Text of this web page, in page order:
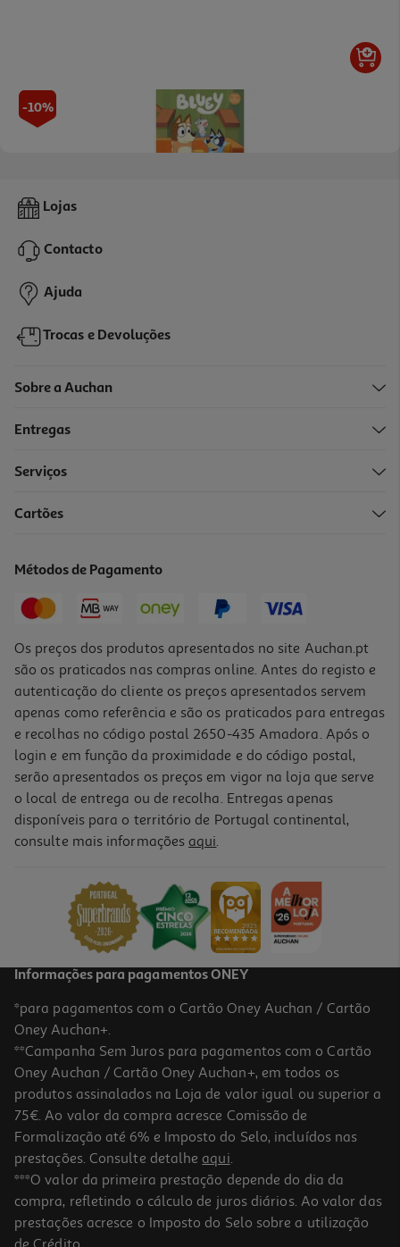
-10%
Livro Bluey: Unicorse Aavv
13,65 € PVP de editor
12,29 €
-10%
9,39 € PVP de editor
-30%
Livro Ursito Tito: Piloto De Corrida
PVP de editor
-10%
Livro Gatita Catita - Médica
8.91 €/un
9,90 € PVP de editor
8,91 €
Lojas
Contacto
Ajuda
Trocas e Devoluções
Sobre a Auchan
Entregas
Serviços
Cartões
Métodos de Pagamento
Os preços dos produtos apresentados no site Auchan.pt
são os praticados nas compras online. Antes do registo e
autenticação do cliente os preços apresentados servem
apenas como referência e são os praticados para entregas
e recolhas no código postal 2650-435 Amadora. Após o
login e em função da proximidade e do código postal,
serão apresentados os preços em vigor na loja que serve
o local de entrega ou de recolha. Entregas apenas
disponíveis para o território de Portugal continental,
consulte mais informações aqui.
Informações para pagamentos ONEY
*para pagamentos com o Cartão Oney Auchan / Cartão
Oney Auchan+.
**Campanha Sem Juros para pagamentos com o Cartão
Oney Auchan / Cartão Oney Auchan+, em todos os
produtos assinalados na Loja de valor igual ou superior a
75€. Ao valor da compra acresce Comissão de
Formalização até 6% e Imposto do Selo, incluídos nas
prestações. Consulte detalhe aqui.
***O valor da primeira prestação depende do dia da
compra, refletindo o cálculo de juros diários. Ao valor das
prestações acresce o Imposto do Selo sobre a utilização